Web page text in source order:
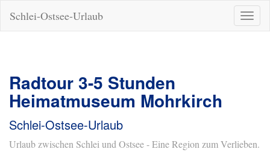
ein-/
Schlei-Ostsee-Urlaub
Radtour 3-5 Stunden
Heimatmuseum Mohrkirch
Schlei-Ostsee-Urlaub
Urlaub zwischen Schlei und Ostsee - Eine Region zum Verlieben.